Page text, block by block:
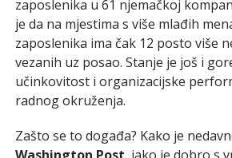
zaposlenika u 61 njemačkoj
je da na mjestima s više mlađih
zaposlenika ima čak 12 posto više
vezanih uz posao. Stanje je još i
učinkovitost i organizacijske
radnog okruženja.
Zašto se to događa? Kako je